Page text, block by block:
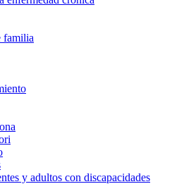
familia
y adultos con discapacidades